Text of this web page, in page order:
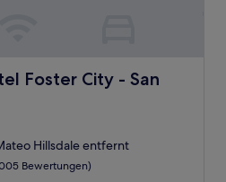
Foster City - San
City - San Mateo by IHG
Hillsdale entfernt
Bewertungen)